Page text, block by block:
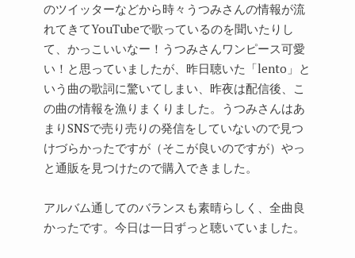
のツイッターなどから時々うつみさんの情報が流
れてきてYouTubeで歌っているのを聞いたりし
て、かっこいいなー！うつみさんワンピース可愛
い！と思っていましたが、昨日聴いた「lento」と
いう曲の歌詞に驚いてしまい、昨夜は配信後、こ
の曲の情報を漁りまくりました。うつみさんはあ
まりSNSで売り売りの発信をしていないので見つ
けづらかったですが（そこが良いのですが）やっ
と通販を見つけたので購入できました。
アルバム通してのバランスも素晴らしく、全曲良
かったです。今日は一日ずっと聴いていました。